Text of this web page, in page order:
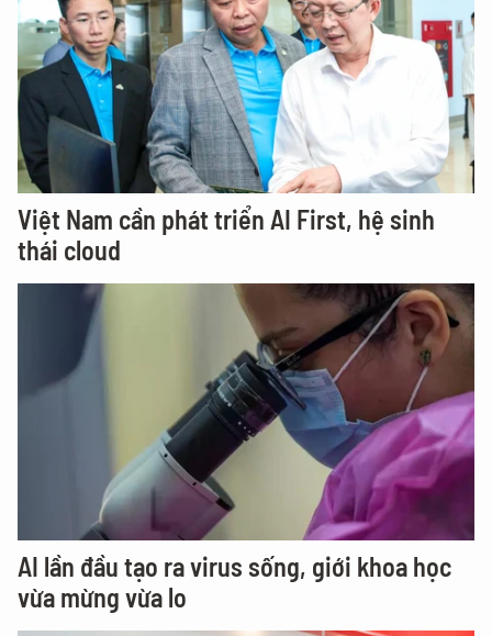
Việt Nam cần phát triển AI First, hệ sinh
thái cloud
AI lần đầu tạo ra virus sống, giới khoa học
vừa mừng vừa lo